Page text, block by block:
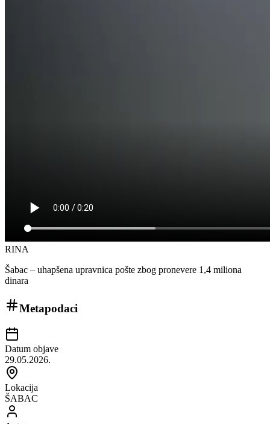
RINA
Šabac – uhapšena upravnica pošte zbog pronevere 1,4 miliona
dinara
Metapodaci
Datum objave
29.05.2026.
Lokacija
ŠABAC